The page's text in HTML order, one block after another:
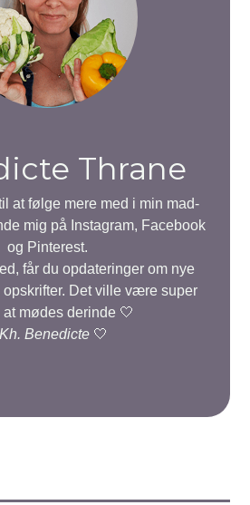
Thrane
at følge mere med i min mad-
mig på Instagram, Facebook
og Pinterest.
får du opdateringer om nye
Det ville være super
at mødes derinde 🤍
Kh. Benedicte🤍